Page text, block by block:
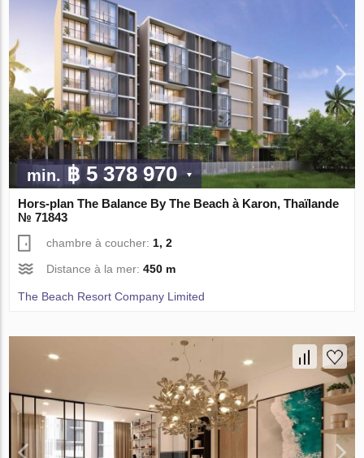
min. ฿ 5 378 970
Hors-plan The Balance By The Beach à Karon, Thaïlande
№ 71843
chambre à coucher: 1, 2
Distance à la mer:450 m
The Beach Resort Company Limited